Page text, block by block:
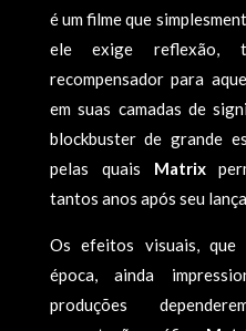
é um filme que
ele exige reflexão,
recompensador para
em suas camadas de
blockbuster de grande
pelas quais Matrix
tantos anos após seu
Os efeitos visuais, que
época, ainda
produções